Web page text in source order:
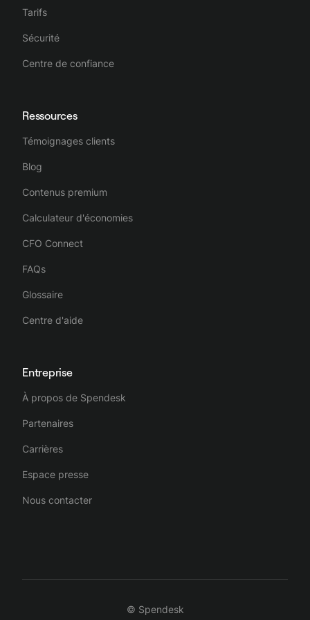
Tarifs
Sécurité
Centre de confiance
Ressources
Témoignages clients
Blog
Contenus premium
Calculateur d'économies
CFO Connect
FAQs
Glossaire
Centre d'aide
Entreprise
À propos de Spendesk
Partenaires
Carrières
Espace presse
Nous contacter
© Spendesk